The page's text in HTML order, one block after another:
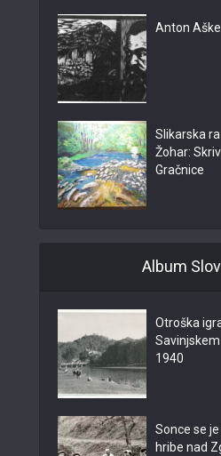
Anton
Slikarska
Žohar:
Gračnice
Album
Otroška
1940
Sonce se
hribe nad